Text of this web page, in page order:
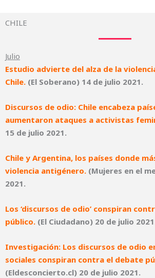
CHILE
Julio
Estudio advierte del alza de la
Chile. (El Soberano) 14 de julio 2021.
Discursos de odio: Chile encabeza
aumentaron ataques a activistas
15 de julio 2021.
Chile y Argentina, los países donde
violencia antigénero. (Mujeres en el
2021.
Los ‘discursos de odio’ conspiran
público. (El Ciudadano) 20 de julio
Investigación: Los discursos de odio
sociales conspiran contra el debate
(Eldesconcierto.cl) 20 de julio 2021.